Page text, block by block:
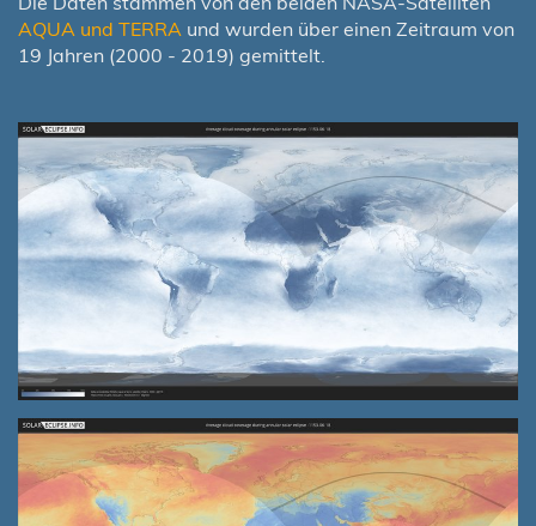
AQUA und TERRA und wurden über einen Zeitraum von
19 Jahren (2000 - 2019) gemittelt.